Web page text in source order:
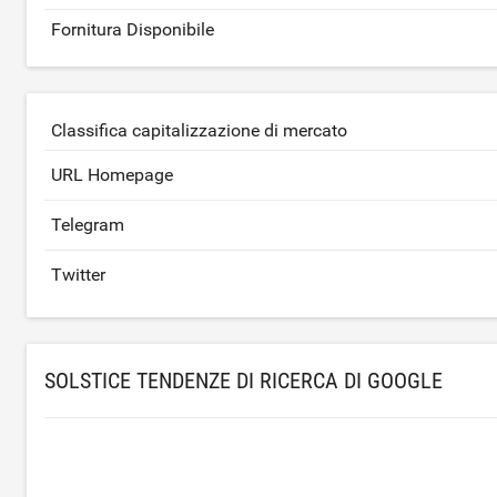
Fornitura Disponibile
Classifica capitalizzazione di mercato
URL Homepage
Telegram
Twitter
SOLSTICE TENDENZE DI RICERCA DI GOOGLE